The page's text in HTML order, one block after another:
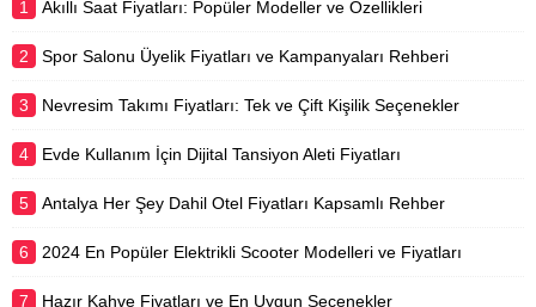
inşaatın vazgeçilmez malzemesidir.
içerisinde...
1 Akıllı Saat Fiyatları: Popüler Modeller ve Özellikleri
2 Spor Salonu Üyelik Fiyatları ve Kampanyaları Rehberi
3 Nevresim Takımı Fiyatları: Tek ve Çift Kişilik Seçenekler
4 Evde Kullanım İçin Dijital Tansiyon Aleti Fiyatları
5 Antalya Her Şey Dahil Otel Fiyatları Kapsamlı Rehber
6 2024 En Popüler Elektrikli Scooter Modelleri ve Fiyatları
7 Hazır Kahve Fiyatları ve En Uygun Seçenekler